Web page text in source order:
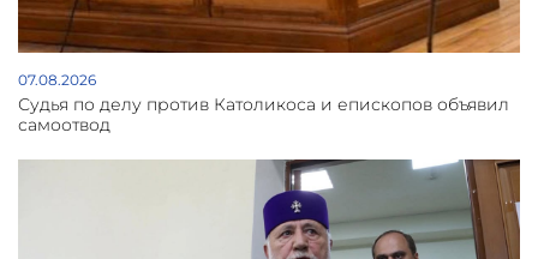
07.08.2026
Судья по делу против Католикоса и епископов объявил
самоотвод